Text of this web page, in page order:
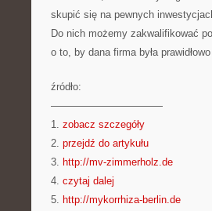
skupić się na pewnych
Do nich możemy zakwalifikować
o to, by dana firma była
źródło:
———————————
1. zobacz szczegóły
2. przejdź do artykułu
3. http://mv-zimmerholz.de
4. czytaj dalej
5. http://mykorrhiza-berlin.de